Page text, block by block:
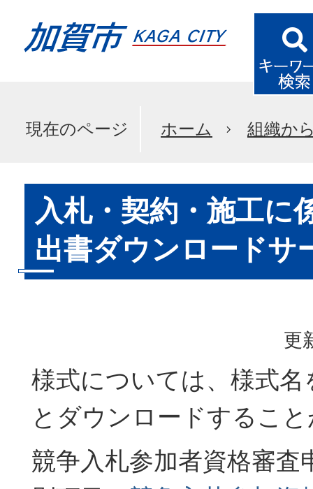
現在のページ ホーム 組織か
入札・契約・施工に
出書ダウンロードサ
更
様式については、様式
とダウンロードするこ
競争入札参加者資格審査